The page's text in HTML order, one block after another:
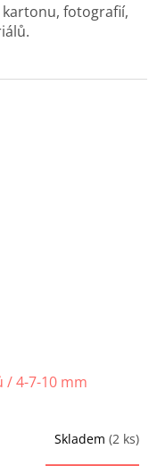
fotografií,
/ 4-7-10 mm
Skladem (2 ks)